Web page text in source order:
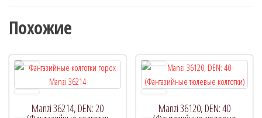
Похожие
Manzi 36214, DEN: 20 Manzi 36120, DEN: 40